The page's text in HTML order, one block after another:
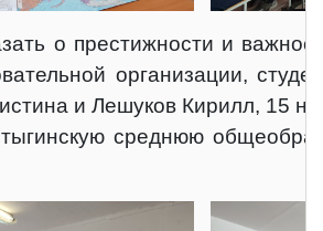
о престижности и
организации,
и Лешуков Кирилл, 15
среднюю